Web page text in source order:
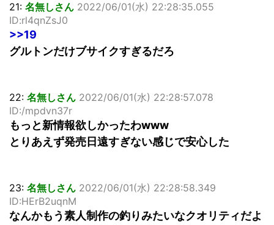
21: 名無しさん 2022/06/01(水) 22:28:35.055
ID:rl4qnZsJ0
>>19
グルトンだけブサイクすぎるだろ
22: 名無しさん 2022/06/01(水) 22:28:57.078
ID:/mpdvn37r
もっと新情報欲しかったわwww
とりあえず発売日遠すぎない感じで安心した
23: 名無しさん 2022/06/01(水) 22:28:58.349
ID:HErB2uqnM
なんかもう素人制作の釣りみたいなクオリティだよ